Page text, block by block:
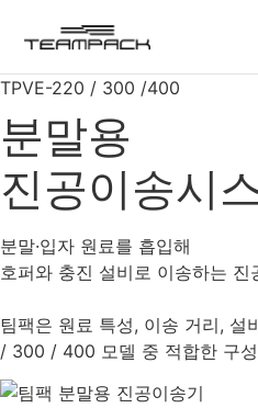
로
건
너
뛰
기
TPVE-220 / 300 /400
분말용
진공이송시
분말·입자 원료를 흡입해
호퍼와 충진 설비로 이송하는 진
팀팩은 원료 특성, 이송 거리, 설
/ 300 / 400 모델 중 적합한 구